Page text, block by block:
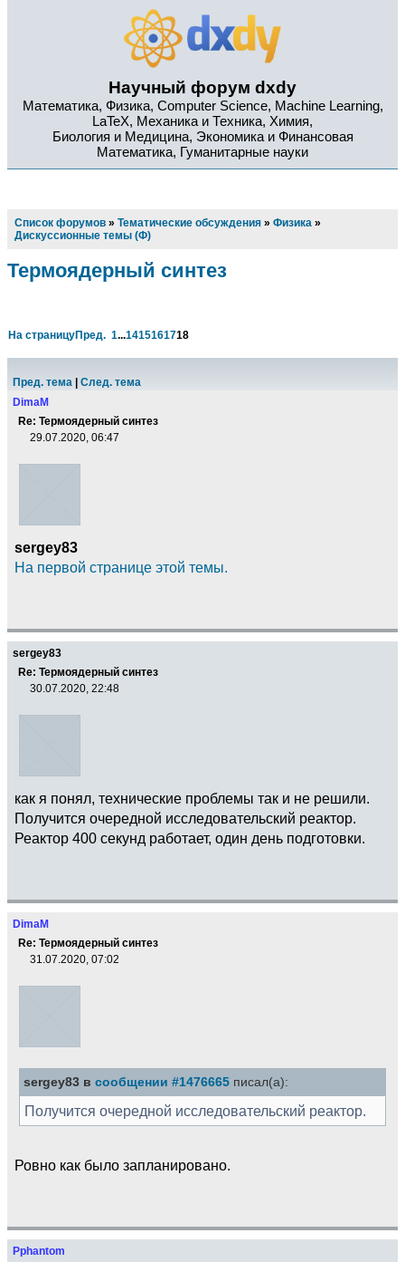
Научный форум dxdy
Математика, Физика, Computer Science, Machine Learning,
LaTeX, Механика и Техника, Химия,
Биология и Медицина, Экономика и Финансовая
Математика, Гуманитарные науки
Список форумов » Тематические обсуждения » Физика »
Дискуссионные темы (Ф)
Термоядерный синтез
На страницуПред. 1...1415161718
Пред. тема
След. тема
DimaM
Re: Термоядерный синтез
29.07.2020, 06:47
sergey83
На первой странице этой темы.
sergey83
Re: Термоядерный синтез
30.07.2020, 22:48
как я понял, технические проблемы так и не решили.
Получится очередной исследовательский реактор.
Реактор 400 секунд работает, один день подготовки.
DimaM
Re: Термоядерный синтез
31.07.2020, 07:02
sergey83 в сообщении #1476665 писал(а):
Получится очередной исследовательский реактор.
Ровно как было запланировано.
Pphantom